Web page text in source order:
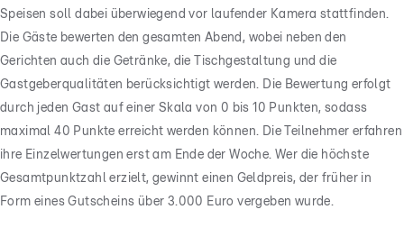
Speisen soll dabei überwiegend vor laufender Kamera stattfinden.
Die Gäste bewerten den gesamten Abend, wobei neben den
Gerichten auch die Getränke, die Tischgestaltung und die
Gastgeberqualitäten berücksichtigt werden. Die Bewertung erfolgt
durch jeden Gast auf einer Skala von 0 bis 10 Punkten, sodass
maximal 40 Punkte erreicht werden können. Die Teilnehmer erfahren
ihre Einzelwertungen erst am Ende der Woche. Wer die höchste
Gesamtpunktzahl erzielt, gewinnt einen Geldpreis, der früher in
Form eines Gutscheins über 3.000 Euro vergeben wurde.